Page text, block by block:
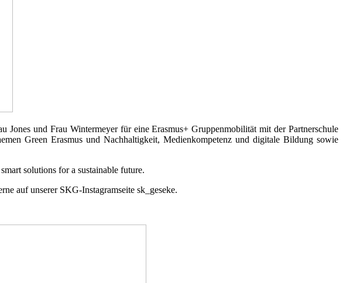
Jones und Frau Wintermeyer für eine Erasmus+ Gruppenmobilität mit der Partnerschule
Green Erasmus und Nachhaltigkeit, Medienkompetenz und digitale Bildung sowie
solutions for a sustainable future.
auf unserer SKG-Instagramseite sk_geseke.